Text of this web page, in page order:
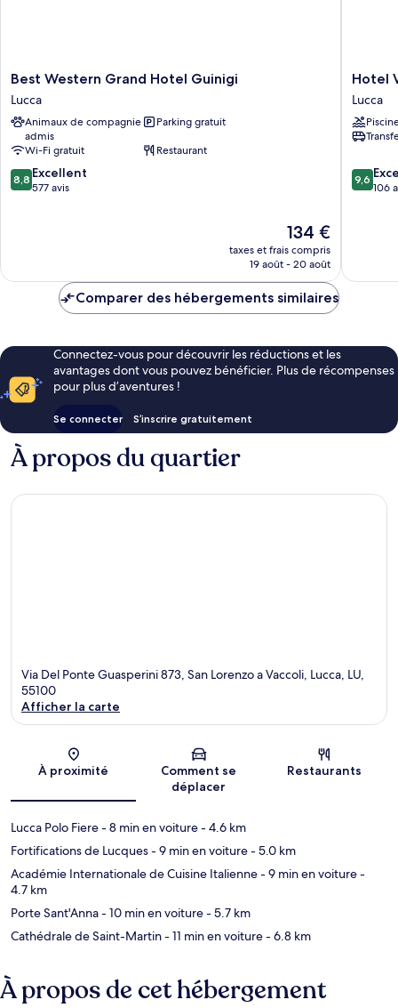
Best
Western
Grand
Hotel
Guinigi
Lucca
Best Western Grand Hotel Guinigi
Lucca
Animaux de compagnie
admis
Parking gratuit
Wi-Fi gratuit
Restaurant
8.8
sur
8,8 Excellent
577 avis
Le
nouveau
prix
de
134 €
taxes et frais compris
19 août - 20 août
Hotel
Villa
San
Michele
Lucca
Hotel
Lucca
9.6
sur
9,6
106
Comparer des hébergements similaires
Connectez-vous pour découvrir les réductions et les
avantages dont vous pouvez bénéficier. Plus de récompenses
pour plus d’aventures !
Se connecter S’inscrire gratuitement
À propos du quartier
Via Del Ponte Guasperini 873, San Lorenzo a Vaccoli, Lucca, LU,
55100
Afficher la carte
À proximité
Comment se
déplacer
Restaurants
Lucca Polo Fiere- 8 min en voiture- 4.6 km
Fortifications de Lucques- 9 min en voiture- 5.0 km
Académie Internationale de Cuisine Italienne- 9 min en voiture-
4.7 km
Porte Sant'Anna- 10 min en voiture- 5.7 km
Cathédrale de Saint-Martin- 11 min en voiture- 6.8 km
À propos de cet hébergement